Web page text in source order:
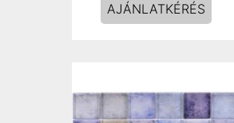
AJÁNLATKÉRÉS